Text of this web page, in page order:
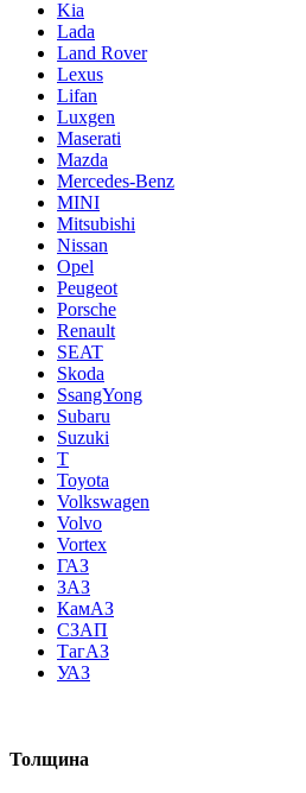
Kia
Lada
Land Rover
Lexus
Lifan
Luxgen
Maserati
Mazda
Mercedes-Benz
MINI
Mitsubishi
Nissan
Opel
Peugeot
Porsche
Renault
SEAT
Skoda
SsangYong
Subaru
Suzuki
T
Toyota
Volkswagen
Volvo
Vortex
ГАЗ
ЗАЗ
КамАЗ
СЗАП
ТагАЗ
УАЗ
Толщина